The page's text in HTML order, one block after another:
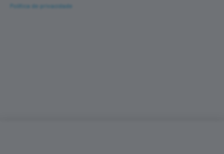
Política de privacidade